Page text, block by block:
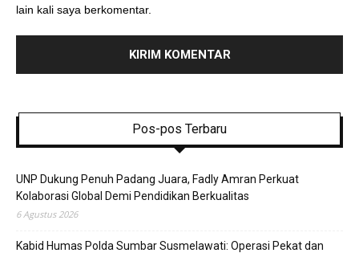
lain kali saya berkomentar.
Pos-pos Terbaru
UNP Dukung Penuh Padang Juara, Fadly Amran Perkuat
Kolaborasi Global Demi Pendidikan Berkualitas
6 Agustus 2026
Kabid Humas Polda Sumbar Susmelawati: Operasi Pekat dan